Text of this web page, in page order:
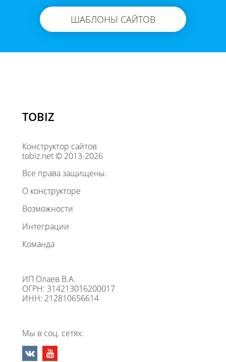
ШАБЛОНЫ САЙТОВ
TOBIZ
Конструктор сайтов
tobiz.net © 2013-2026
Все права защищены.
О конструкторе
Возможности
Интеграции
Команда
ИП Олаев В.А.
ОГРН: 314213016200017
ИНН: 212810656614
Мы в соц. сетях: